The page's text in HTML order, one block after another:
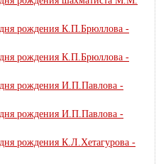
дня рождения К.П.Брюллова -
дня рождения К.П.Брюллова -
дня рождения И.П.Павлова -
дня рождения И.П.Павлова -
рождения К.Л.Хетагурова -